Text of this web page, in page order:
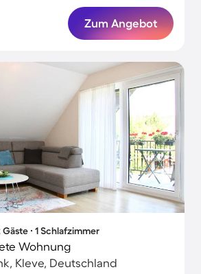
Zum Angebot
∙ 1 Schlafzimmer
Wohnung
Kleve, Deutschland